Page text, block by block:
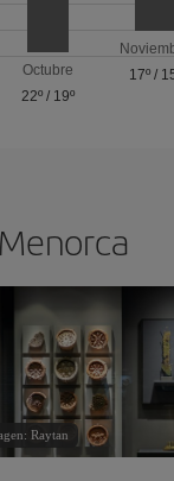
Octubre
22º / 19º
17º/
Raytan